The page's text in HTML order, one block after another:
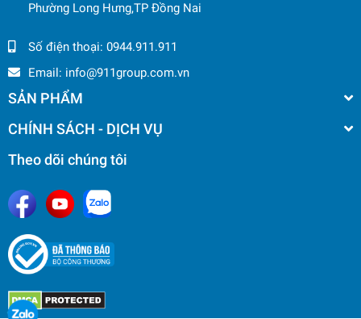
Phường Long Hưng,TP Đồng Nai
Số điện thoại: 0944.911.911
Email: info@911group.com.vn
SẢN PHẨM
CHÍNH SÁCH - DỊCH VỤ
Theo dõi chúng tôi